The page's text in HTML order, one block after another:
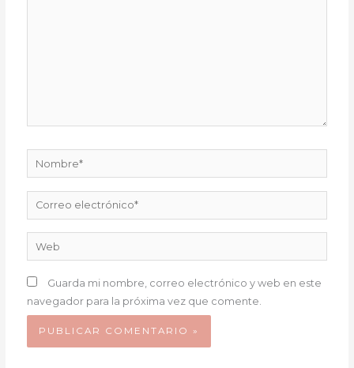
Nombre*
Correo
electrónico*
Web
Guarda mi nombre, correo electrónico y web en este
navegador para la próxima vez que comente.